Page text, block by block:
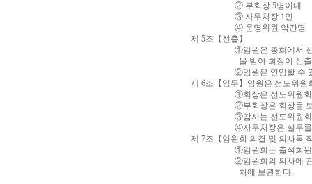
② 부회장 5명이내
③ 사무처장 1인
④ 운영위원 약간명
제 5조【선출】
①임원은 총회에서 선출 및
을 받아 회장이 선출 및
②임원은 연임할 수
제 6조【임무】임원은 선도위원
①회장은 선도위원회의
②부회장은 회장을 보좌하
③감사는 선도위원회의 제
④사무처장은 실무를 총괄
제 7조【임원회 의결 및 의사록
①임원회는 출석회원 과
②임원회의 의사에 관한 중
처에 보관한다.